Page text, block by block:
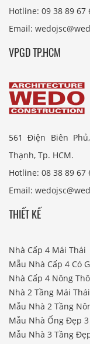
Hotline: 09 38 89 67
Email:
VPGD TP.HCM
561 Điện Biên
Thạnh, Tp. HCM.
Hotline: 08 38 89 67
Email:
THIẾT KẾ
Nhà Cấp 4 Mái Thái
Mẫu Nhà Cấp 4 Có
Nhà Cấp 4 Nông
Nhà 2 Tầng Mái Thái
Mẫu Nhà 2 Tầng
Mẫu Nhà Ống Đẹp
Mẫu Nhà 3 Tầng